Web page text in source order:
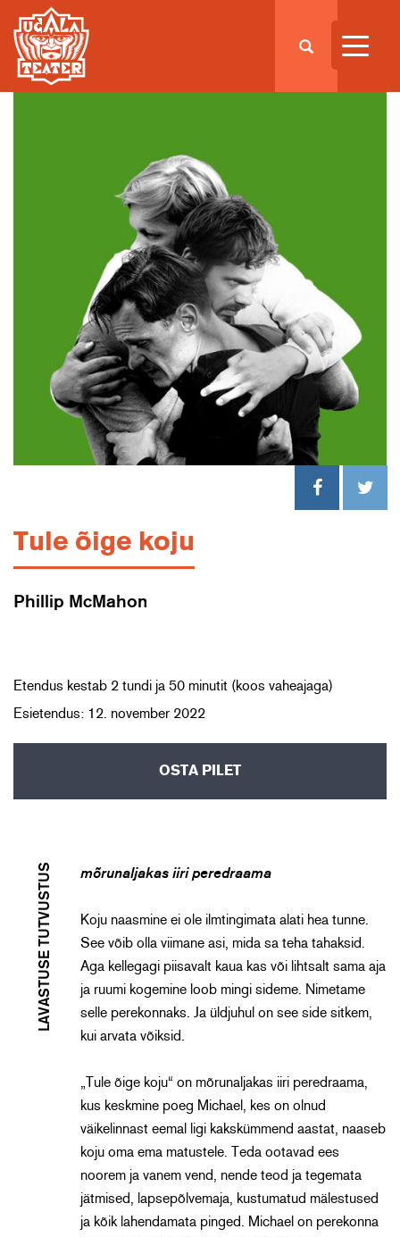
Tule õige koju
Phillip McMahon
Etendus kestab 2 tundi ja 50 minutit (koos vaheajaga)
Esietendus: 12. november 2022
OSTA PILET
LAVASTUSE TUTVUSTUS mõrunaljakas iiri peredraama
Koju naasmine ei ole ilmtingimata alati hea tunne.
See võib olla viimane asi, mida sa teha tahaksid.
Aga kellegagi piisavalt kaua kas või lihtsalt sama aja
ja ruumi kogemine loob mingi sideme. Nimetame
selle perekonnaks. Ja üldjuhul on see side sitkem,
kui arvata võiksid.
„Tule õige koju“ on mõrunaljakas iiri peredraama,
kus keskmine poeg Michael,
kes on olnud
väikelinnast eemal ligi kakskümmend aastat, naaseb
koju oma ema matustele. Teda ootavad ees
noorem ja vanem vend, nende teod ja tegemata
jätmised,
lapsepõlvemaja, kustumatud mälestused
ja kõik lahendamata pinged. Michael onperekonna